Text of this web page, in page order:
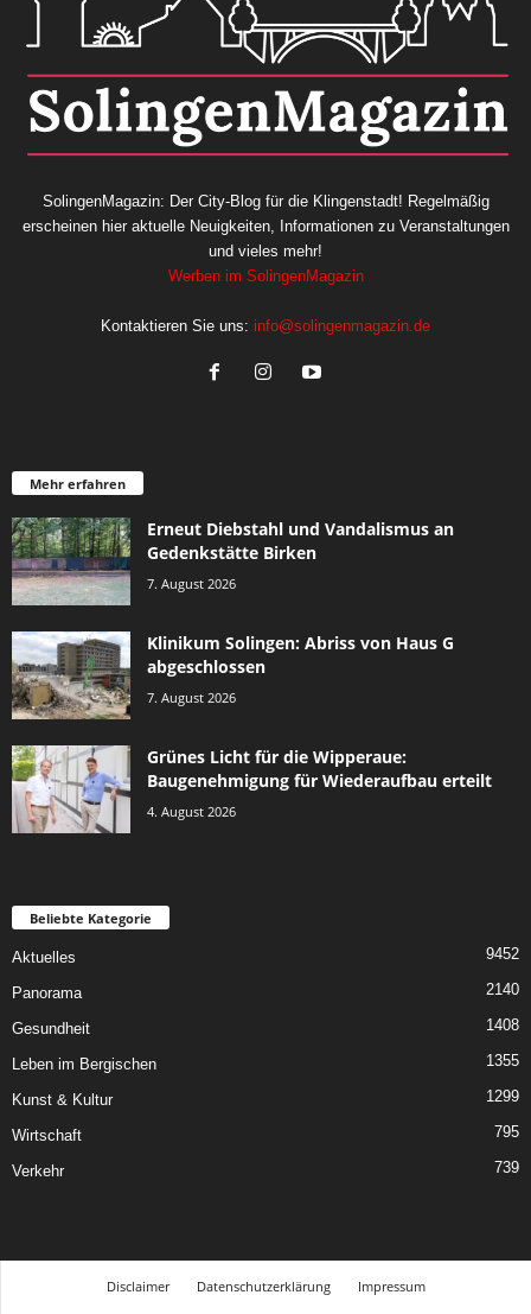
SolingenMagazin: Der City-Blog für die Klingenstadt! Regelmäßig
erscheinen hier aktuelle Neuigkeiten, Informationen zu Veranstaltungen
und vieles mehr!
Werben im SolingenMagazin
Kontaktieren Sie uns: info@solingenmagazin.de
Mehr erfahren
Erneut Diebstahl und Vandalismus an
Gedenkstätte Birken
7. August 2026
Klinikum Solingen: Abriss von Haus G
abgeschlossen
7. August 2026
Grünes Licht für die Wipperaue:
Baugenehmigung für Wiederaufbau erteilt
4. August 2026
Beliebte Kategorie
Aktuelles 9452
Panorama 2140
Gesundheit 1408
Leben im Bergischen 1355
Kunst & Kultur 1299
Wirtschaft 795
Verkehr 739
Disclaimer Datenschutzerklärung
Impressum